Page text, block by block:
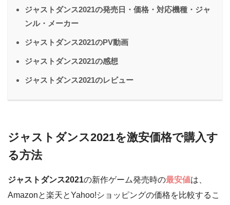
ジャストダンス2021の発売日・価格・対応機種・ジャ
ンル・メーカー
ジャストダンス2021のPV動画
ジャストダンス2021の感想
ジャストダンス2021のレビュー
ジャストダンス2021を激安価格で購入す
る方法
ジャストダンス2021の新作ゲーム発売時の最安値は、
Amazonと楽天とYahoo!ショッピングの価格を比較するこ